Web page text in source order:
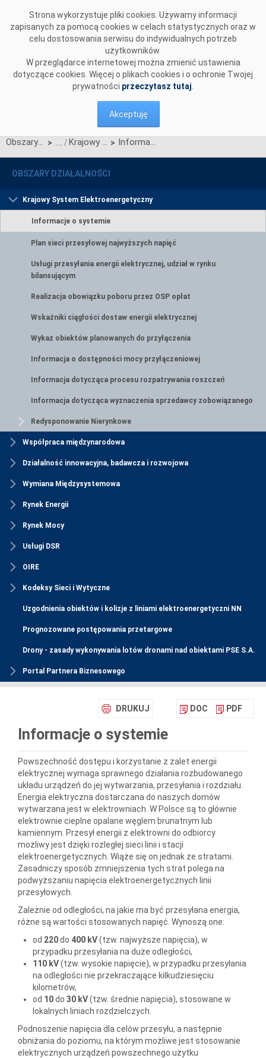
Strona wykorzystuje pliki cookies. Używamy informacji
zapisanych za pomocą cookies w celach statystycznych oraz w
celu dostosowania serwisu do indywidualnych potrzeb
użytkowników.
W przeglądarce internetowej można zmienić ustawienia
dotyczące cookies. Więcej o plikach cookies i o ochronie Twojej
prywatności przeczytasz tutaj
Akceptuję
Obszary działalności > Krajowy System Elektroenergetyczny > Informacje o systemie
OBSZARY DZIAŁALNOŚCI
Krajowy System Elektroenergetyczny
Informacje o systemie
Plan sieci przesyłowej najwyższych napięć
Usługi przesyłania energii elektrycznej, udział w rynku
bilansującym
Realizacja obowiązku poboru przez OSP opłat
Wskaźniki ciągłości dostaw energii elektrycznej
Wykaz obiektów planowanych do przyłączenia
Informacja o dostępności mocy przyłączeniowej
Informacja dotycząca procesu rozpatrywania roszczeń
Informacja dotycząca wyznaczenia sprzedawcy zobowiązanego
Redysponowanie Nierynkowe
Współpraca międzynarodowa
Działalność innowacyjna, badawcza i rozwojowa
Wymiana Międzysystemowa
Rynek Energii
Rynek Mocy
Usługi DSR
OIRE
Kodeksy Sieci i Wytyczne
Uzgodnienia obiektów i kolizje z liniami elektroenergetyczni NN
Prognozowane postępowania przetargowe
Drony - zasady wykonywania lotów dronami nad obiektami PSE S.A.
Portal Partnera Biznesowego
DRUKUJ DOC PDF
Informacje o systemie
Powszechność dostępu i korzystanie z zalet energii
elektrycznej wymaga sprawnego działania rozbudowanego
układu urządzeń do jej wytwarzania, przesyłania i rozdziału.
Energia elektryczna dostarczana do naszych domów
wytwarzana jest w elektrowniach. W Polsce są to głównie
elektrownie cieplne opalane węglem brunatnym lub
kamiennym. Przesył energii z elektrowni do odbiorcy
możliwy jest dzięki rozległej sieci linii i stacji
elektroenergetycznych. Wiąże się on jednak ze stratami.
Zasadniczy sposób zmniejszenia tych strat polega na
podwyższaniu napięcia elektroenergetycznych linii
przesyłowych.
Zależnie od odległości, na jakie ma być przesyłana energia,
różne są wartości stosowanych napięć. Wynoszą one:
od 220do 400 kV(tzw. najwyższe napięcia), w
przypadku przesyłania na duże odległości,
110 kV(tzw. wysokie napięcie), w przypadku przesyłania
na odległości nie przekraczające kilkudziesięciu
kilometrów,
od 10do 30 kV(tzw. średnie napięcia), stosowane w
lokalnych liniach rozdzielczych.
Podnoszenie napięcia dla celów przesyłu, a następnie
obniżania do poziomu, na którym możliwe jest stosowanie
elektrycznych urządzeń powszechnego użytku